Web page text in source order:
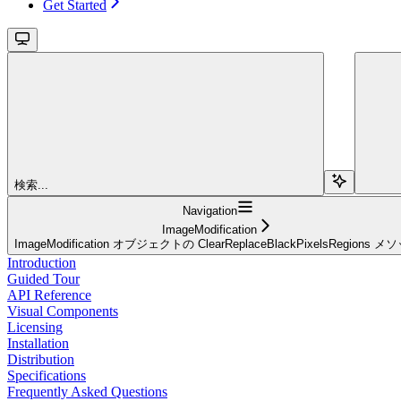
Get Started
検索...
Navigation
ImageModification
ImageModification オブジェクトの ClearReplaceBlackPixelsRegions メソ
Introduction
Guided Tour
API Reference
Visual Components
Licensing
Installation
Distribution
Specifications
Frequently Asked Questions